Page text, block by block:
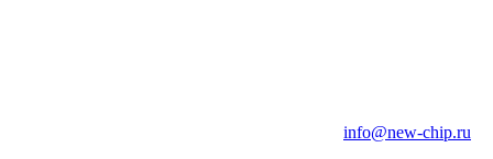
info@new-chip.ru